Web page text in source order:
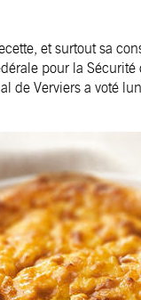
et surtout sa
pour la
de Verviers a voté